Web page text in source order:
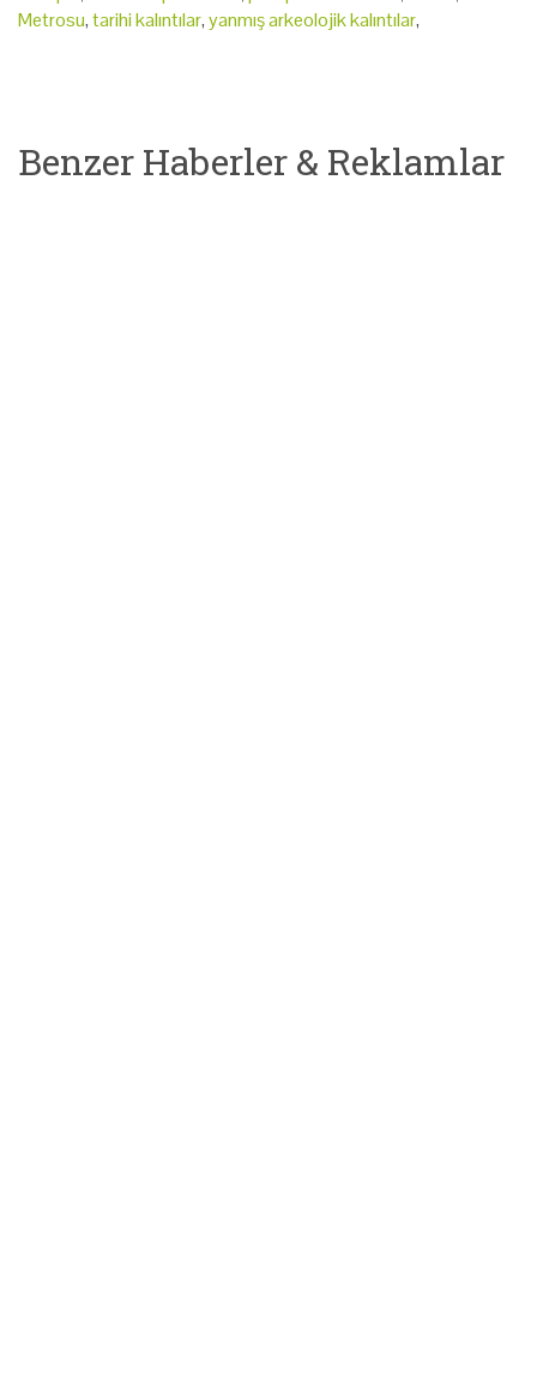
Metrosu,tarihi kalıntılar,yanmış arkeolojik kalıntılar,
Benzer Haberler & Reklamlar